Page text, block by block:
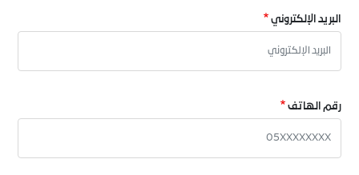
البريد الإلكتروني
رقم الهاتف